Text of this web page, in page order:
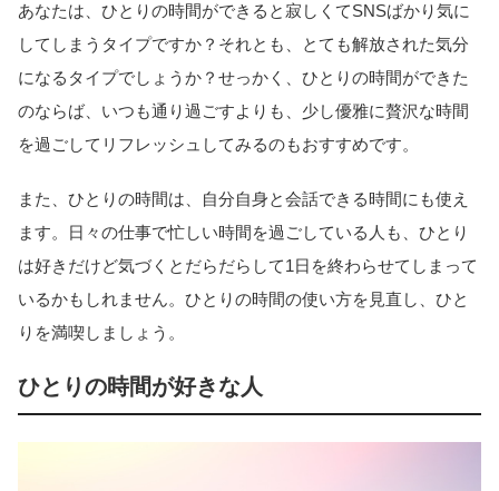
あなたは、ひとりの時間ができると寂しくてSNSばかり気に
してしまうタイプですか？それとも、とても解放された気分
になるタイプでしょうか？せっかく、ひとりの時間ができた
のならば、いつも通り過ごすよりも、少し優雅に贅沢な時間
を過ごしてリフレッシュしてみるのもおすすめです。
また、ひとりの時間は、自分自身と会話できる時間にも使え
ます。日々の仕事で忙しい時間を過ごしている人も、ひとり
は好きだけど気づくとだらだらして1日を終わらせてしまって
いるかもしれません。ひとりの時間の使い方を見直し、ひと
りを満喫しましょう。
ひとりの時間が好きな人